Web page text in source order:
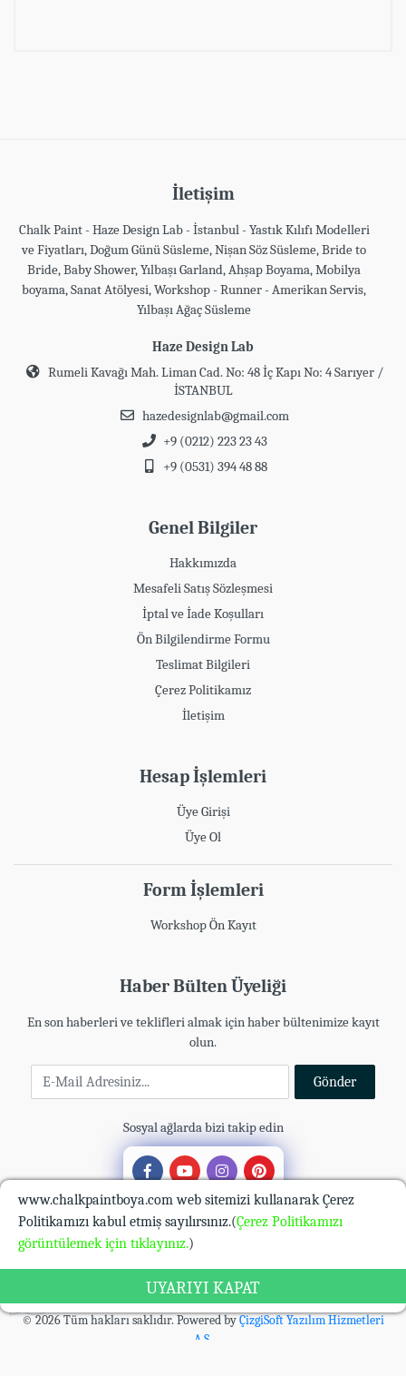
İletişim
Chalk Paint - Haze Design Lab - İstanbul - Yastık Kılıfı Modelleri
ve Fiyatları, Doğum Günü Süsleme, Nişan Söz Süsleme, Bride to
Bride, Baby Shower, Yılbaşı Garland, Ahşap Boyama, Mobilya
boyama, Sanat Atölyesi, Workshop - Runner - Amerikan Servis,
Yılbaşı Ağaç Süsleme
Haze Design Lab
Rumeli Kavağı Mah. Liman Cad. No: 48 İç Kapı No: 4 Sarıyer /
İSTANBUL
hazedesignlab@gmail.com
+9 (0212) 223 23 43
+9 (0531) 394 48 88
Genel Bilgiler
Hakkımızda
Mesafeli Satış Sözleşmesi
İptal ve İade Koşulları
Ön Bilgilendirme Formu
Teslimat Bilgileri
Çerez Politikamız
İletişim
Hesap İşlemleri
Üye Girişi
Üye Ol
Form İşlemleri
Workshop Ön Kayıt
Haber Bülten Üyeliği
En son haberleri ve teklifleri almak için haber bültenimize kayıt
olun.
E-Mail Adresiniz
Gönder
Sosyal ağlarda bizi takip edin
© 2026 Tüm hakları saklıdır. Powered byÇizgiSoft Yazılım Hizmetleri
A.Ş.
www.chalkpaintboya.com web sitemizi kullanarak Çerez
Politikamızı kabul etmiş sayılırsınız.(Çerez Politikamızı
görüntülemek için tıklayınız.)
UYARIYI KAPAT